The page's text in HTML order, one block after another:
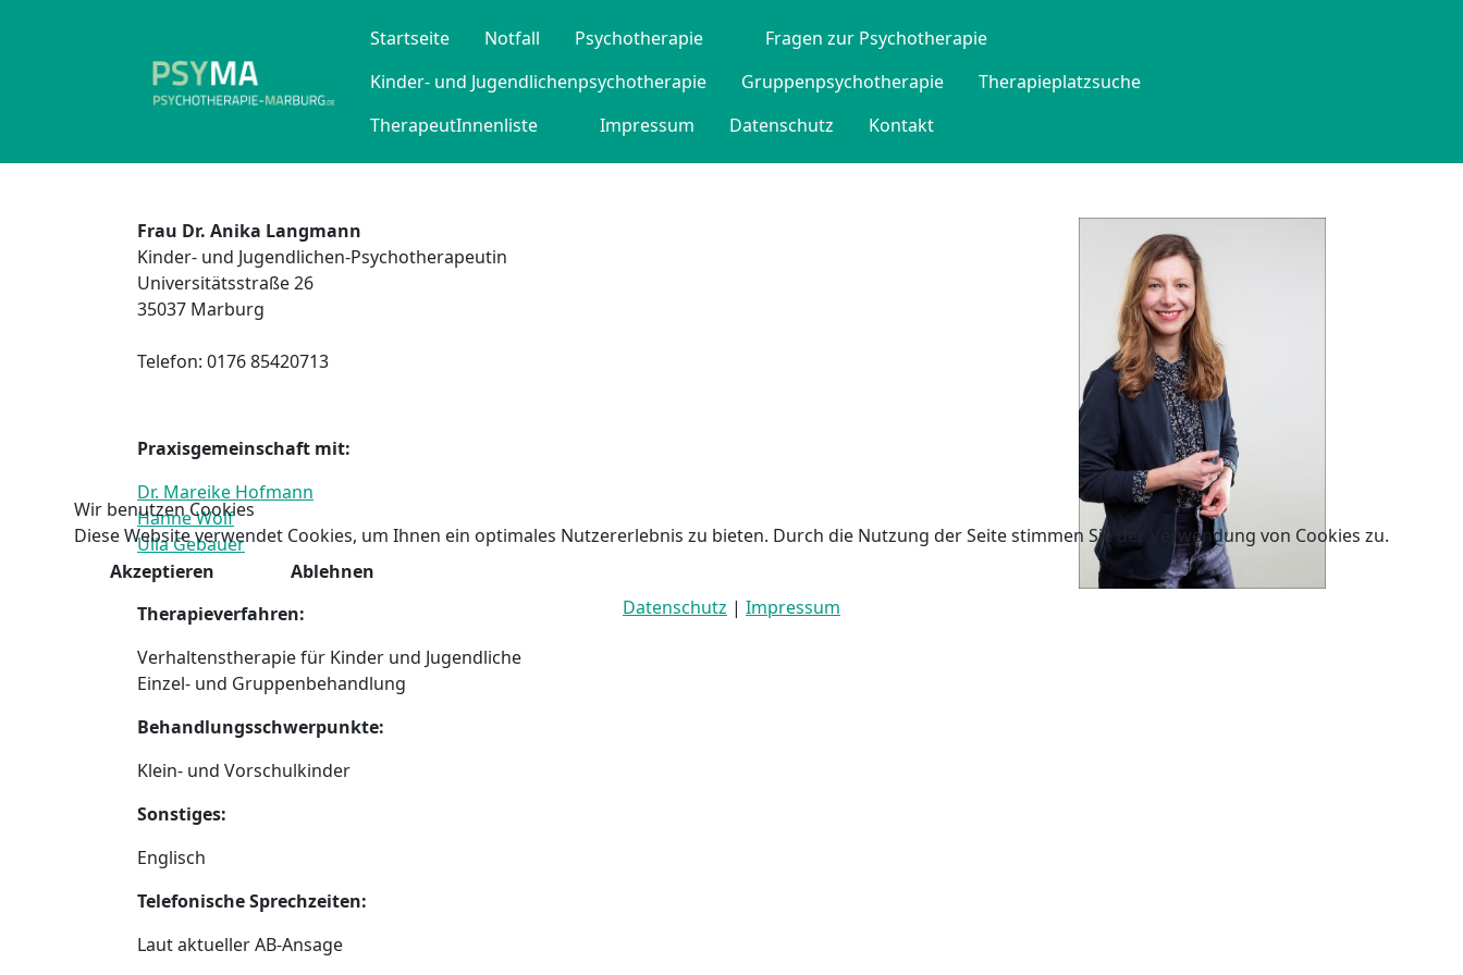
Startseite Notfall Psychotherapie
Fragen zur Psychotherapie
Kinder- und Jugendlichenpsychotherapie
Gruppenpsychotherapie
Therapieplatzsuche
TherapeutInnenliste
Impressum Datenschutz Kontakt
Frau Dr. Anika Langmann
Kinder- und Jugendlichen-Psychotherapeutin
Universitätsstraße 26
35037 Marburg
Telefon: 0176 85420713
Praxisgemeinschaft mit:
Dr. Mareike Hofmann
Hanne Wolf
Ulla Gebauer
Therapieverfahren:
Verhaltenstherapie für Kinder und Jugendliche
Einzel- und Gruppenbehandlung
Behandlungsschwerpunkte:
Klein- und Vorschulkinder
Sonstiges:
Englisch
Telefonische Sprechzeiten:
Laut aktueller AB-Ansage
Wir benutzen Cookies
Diese Website verwendet Cookies, um Ihnen ein optimales Nutzererlebnis zu bieten. Durch die Nutzung der Seite stimmen Sie der Verwendung von Cookies zu.
Akzeptieren
Ablehnen
Datenschutz | Impressum